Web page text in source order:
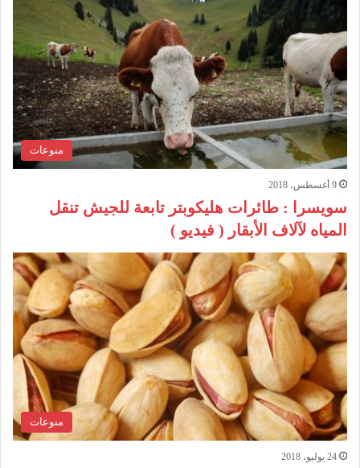
منوعات
9 أغسطس، 2018
سويسرا : طائرات هليكوبتر تابعة للجيش تنقل
المياه لآلاف الأبقار ( فيديو )
منوعات
24 يوليو، 2018